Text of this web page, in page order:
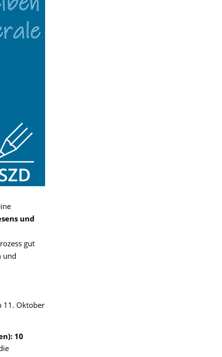
und
gut
und
11. Oktober
10